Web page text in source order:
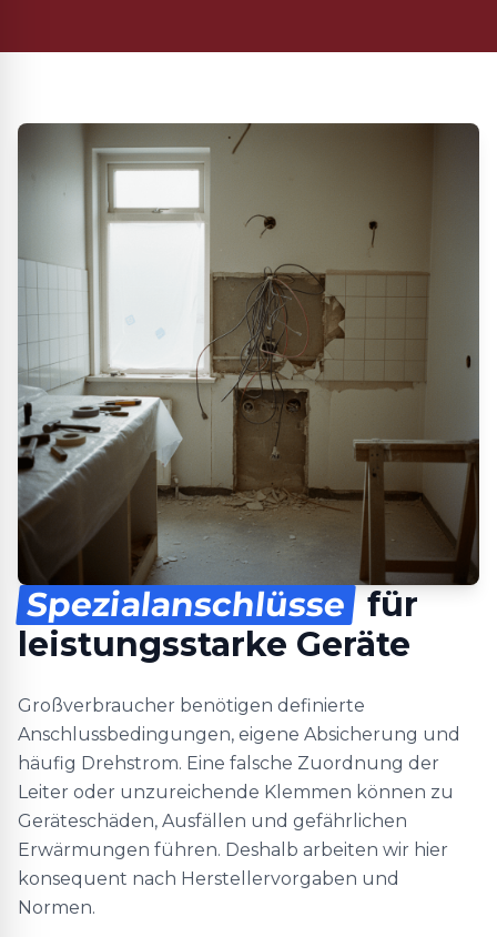
Spezialanschlüsse für
leistungsstarke Geräte
Großverbraucher benötigen definierte
Anschlussbedingungen, eigene Absicherung und
häufig Drehstrom. Eine falsche Zuordnung der
Leiter oder unzureichende Klemmen können zu
Geräteschäden, Ausfällen und gefährlichen
Erwärmungen führen. Deshalb arbeiten wir hier
konsequent nach Herstellervorgaben und
Normen.